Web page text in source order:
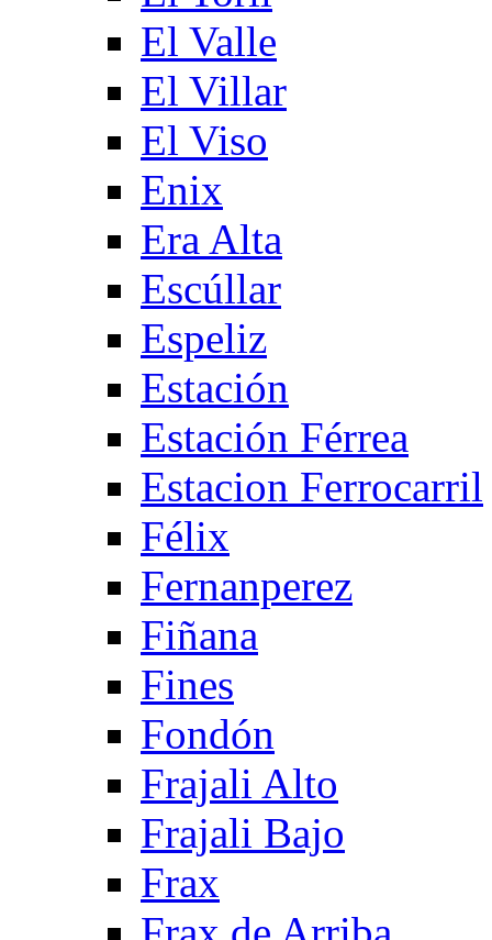
El Valle
El Villar
El Viso
Enix
Era Alta
Escúllar
Espeliz
Estación
Estación Férrea
Estacion Ferrocarril
Félix
Fernanperez
Fiñana
Fines
Fondón
Frajali Alto
Frajali Bajo
Frax